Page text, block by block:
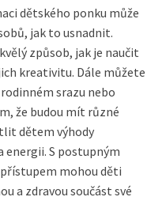
dětského ponku může
jak to usnadnit.
způsob, jak je naučit
kreativitu. Dále můžete
srazu nebo
že budou mít různé
dětem výhody
energii. S postupným
mohou děti
a zdravou součást své